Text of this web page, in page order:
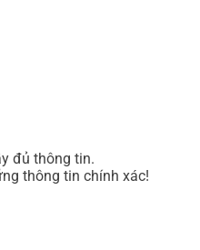
đủ thông tin.
thông tin chính xác!